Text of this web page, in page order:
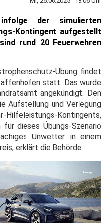
der simulierten
Kontingent aufgestellt
rund 20 Feuerwehren
Übung findet
statt. Das wurde
angekündigt. Den
Aufstellung und Verlegung
Hilfeleistungs-Kontingents,
für dieses Übungs-Szenario
Unwetter in einem
erklärt die Behörde.